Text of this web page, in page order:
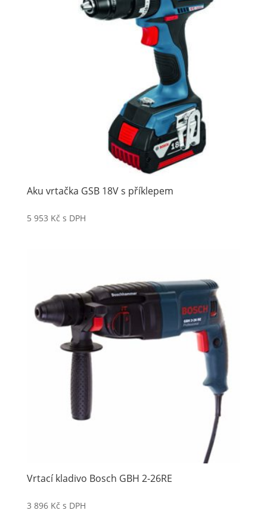
Aku vrtačka GSB 18V s příklepem
5 953 Kč s DPH
Vrtací kladivo Bosch GBH 2-26RE
3 896 Kč s DPH